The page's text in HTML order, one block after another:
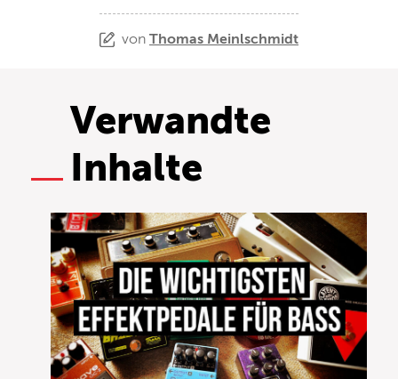
von Thomas Meinlschmidt
Verwandte
Inhalte